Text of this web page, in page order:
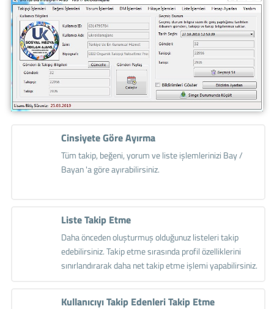
Cinsiyete Göre Ayırma
Tüm takip, beğeni, yorum ve liste işlemlerinizi Bay /
Bayan 'a göre ayırabilirsiniz.
Liste Takip Etme
Daha önceden oluşturmuş olduğunuz listeleri takip
edebilirsiniz. Takip etme sırasında profil özelliklerini
sınırlandırarak daha net takip etme işlemi yapabilirsiniz.
Kullanıcıyı Takip Edenleri Takip Etme